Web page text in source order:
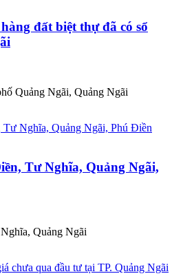
đất biệt thự đã có sổ
Quảng Ngãi, Quảng Ngãi
Tư Nghĩa, Quảng Ngãi,
Quảng Ngãi